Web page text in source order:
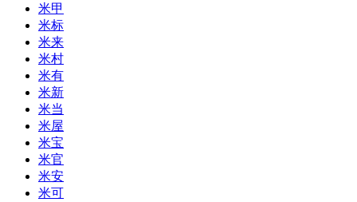
米甲
米标
米来
米村
米有
米新
米当
米屋
米宝
米官
米安
米可